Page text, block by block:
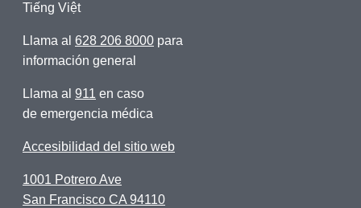
Tiếng Việt
Llama al 628 206 8000 para
información general
Llama al 911 en caso
de emergencia médica
Accesibilidad del sitio web
1001 Potrero Ave
San Francisco CA 94110